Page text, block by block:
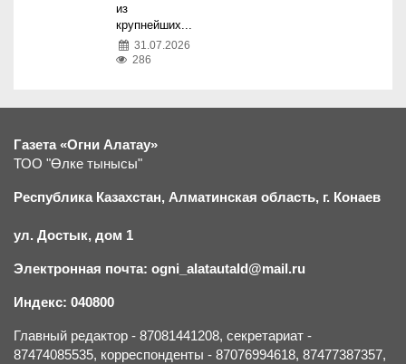
из
крупнейших...
31.07.2026
286
Газета «Огни Алатау»
ТОО "Өлке тынысы"
Республика Казахстан, Алматинская область, г. Конаев
ул. Достык, дом 1
Электронная почта: ogni_alatautald@mail.ru
Индекс: 040800
Главный редактор - 87081441208, секретариат -
87474085535, корреспонденты - 87076994618, 87477387357,